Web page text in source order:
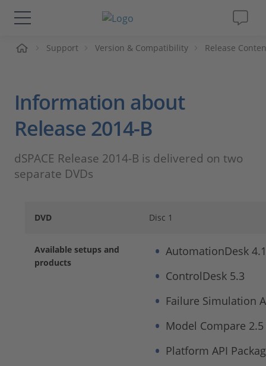
Lösungen & Produkte
Videos
Magazin
Karriere
Support Version & Compatibility Release
Information about
Release 2014-B
dSPACE Release 2014-B is delivered on two
separate DVDs
DVD Disc 1
Available setups and
products
AutomationDesk 4.1
ControlDesk 5.3
Failure Simulation
Model Compare 2.5
Platform API